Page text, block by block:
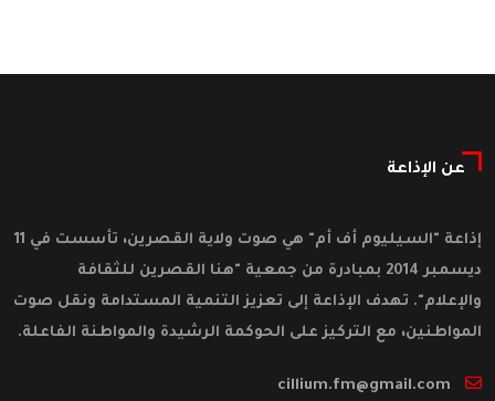
عن الإذاعة
إذاعة "السيليوم أف أم" هي صوت ولاية القصرين، تأسست في 11
ديسمبر 2014 بمبادرة من جمعية "هنا القصرين للثقافة
والإعلام". تهدف الإذاعة إلى تعزيز التنمية المستدامة ونقل صوت
المواطنين، مع التركيز على الحوكمة الرشيدة والمواطنة الفاعلة.
cillium.fm@gmail.com